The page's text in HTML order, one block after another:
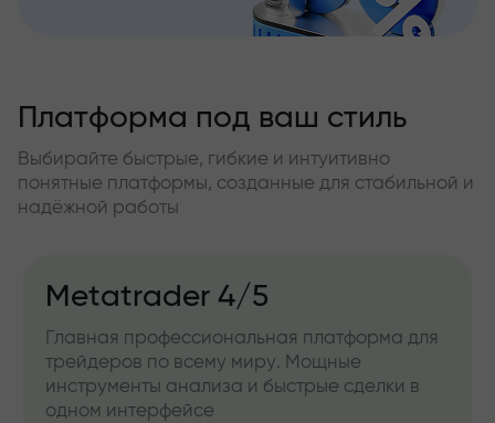
Платформа под ваш стиль
Выбирайте быстрые, гибкие и интуитивно
понятные платформы, созданные для стабильной и
надёжной работы
Metatrader 4/5
Главная профессиональная платформа для
трейдеров по всему миру. Мощные
инструменты анализа и быстрые сделки в
одном интерфейсе